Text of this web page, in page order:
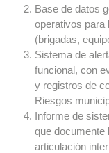
Base de datos
operativos para
(brigadas,
Sistema de
funcional, con
y registros de
Riesgos
Informe de
que documente
articulación